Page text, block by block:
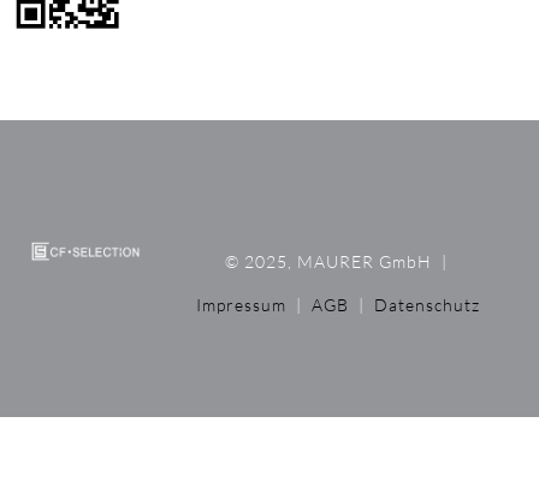
© 2025, MAURER GmbH |
Impressum | AGB | Datenschutz